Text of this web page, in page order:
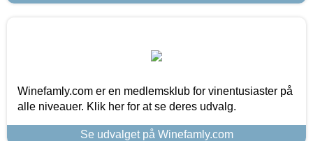
Winefamly.com er en medlemsklub for vinentusiaster på
alle niveauer. Klik her for at se deres udvalg.
Se udvalget på Winefamly.com